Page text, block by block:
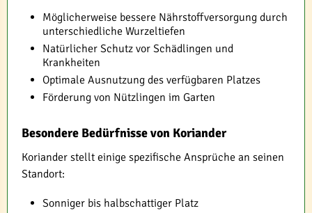
Möglicherweise bessere Nährstoffversorgung durch
unterschiedliche Wurzeltiefen
Natürlicher Schutz vor Schädlingen und
Krankheiten
Optimale Ausnutzung des verfügbaren Platzes
Förderung von Nützlingen im Garten
Besondere Bedürfnisse von Koriander
Koriander stellt einige spezifische Ansprüche an seinen
Standort:
Sonniger bis halbschattiger Platz